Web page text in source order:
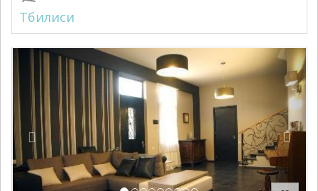
Тбилиси
Previous Next